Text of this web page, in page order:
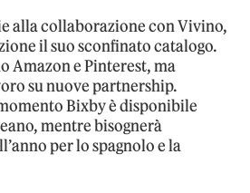
alla collaborazione con Vivino,
il suo sconfinato catalogo.
Amazon e Pinterest, ma
su nuove partnership.
Bixby è disponibile
mentre bisognerà
per lo spagnolo e la